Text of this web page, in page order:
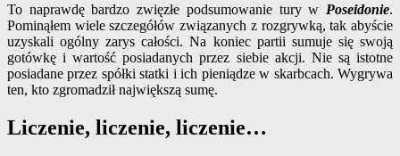
To naprawdę bardzo zwięzłe podsumowanie tury w Poseidonie.
Pominąłem wiele szczegółów związanych z rozgrywką, tak abyście
uzyskali ogólny zarys całości. Na koniec partii sumuje się swoją
gotówkę i wartość posiadanych przez siebie akcji. Nie są istotne
posiadane przez spółki statki i ich pieniądze w skarbcach. Wygrywa
ten, kto zgromadził największą sumę.
Liczenie, liczenie, liczenie…